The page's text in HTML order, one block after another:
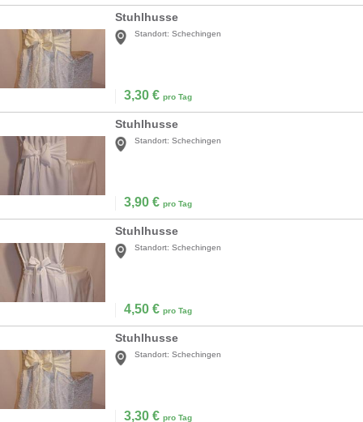
Stuhlhusse
Standort: Schechingen
3,30 € pro Tag
Stuhlhusse
Standort: Schechingen
3,90 € pro Tag
Stuhlhusse
Standort: Schechingen
4,50 € pro Tag
Stuhlhusse
Standort: Schechingen
3,30 € pro Tag